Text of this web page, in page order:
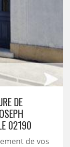
DE
02190
de vos